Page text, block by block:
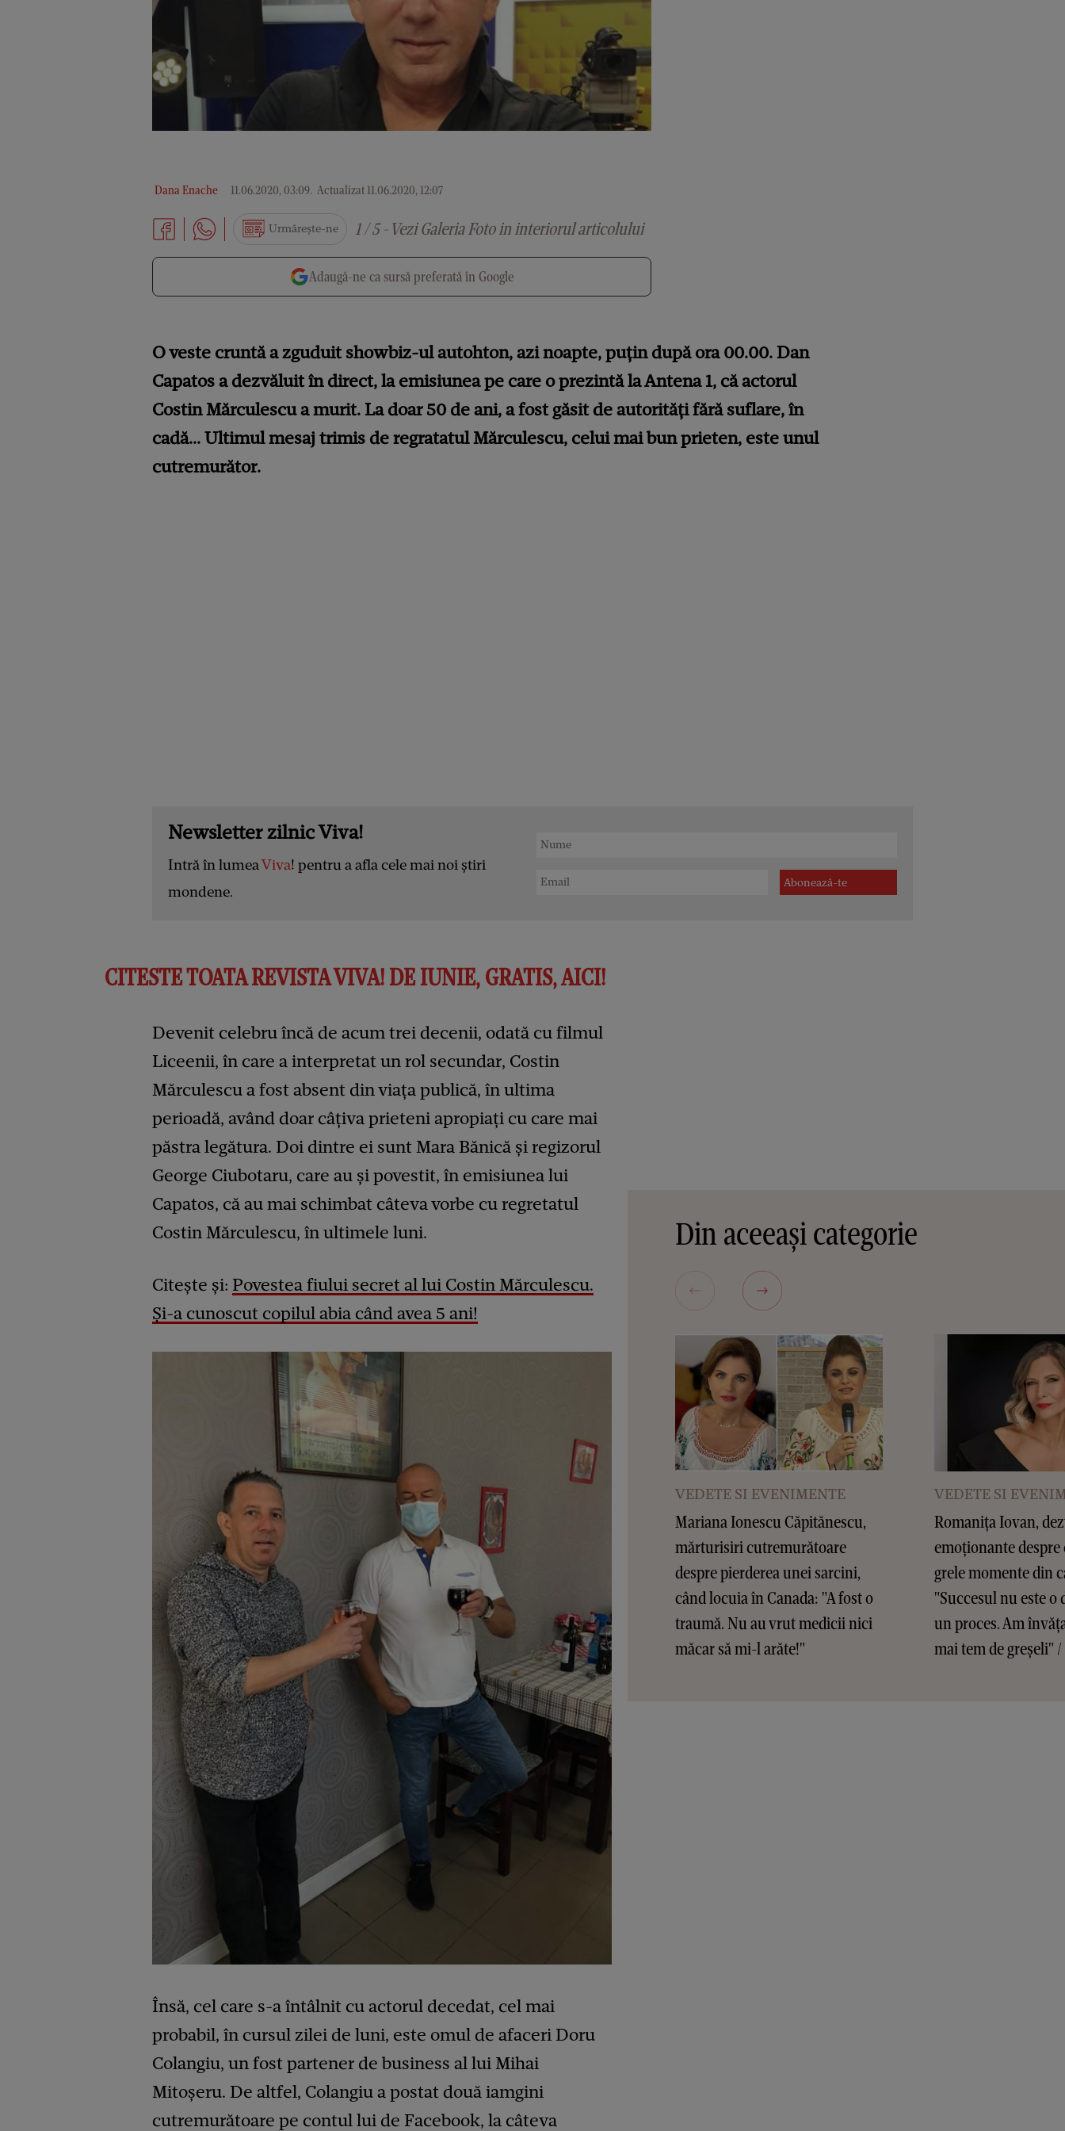
Dana Enache 11.06.2020, 03:09. Actualizat 11.06.2020, 12:07
Urmărește-ne 1 / 5 - Vezi Galeria Foto in interiorul articolului
Adaugă-ne ca sursă preferată în Google
O veste cruntă a zguduit showbiz-ul autohton, azi noapte, puțin după ora 00.00. Dan
Capatos a dezvăluit în direct, la emisiunea pe care o prezintă la Antena 1, că actorul
Costin Mărculescu a murit. La doar 50 de ani, a fost găsit de autorități fără suflare, în
cadă... Ultimul mesaj trimis de regratatul Mărculescu, celui mai bun prieten, este unul
cutremurător.
Newsletter zilnic Viva!
Intră în lumeaViva! pentru a afla cele mai noi știri
mondene.
CITESTE TOATA REVISTA VIVA! DE IUNIE, GRATIS, AICI!
Devenit celebru încă de acum trei decenii, odată cu filmul
Liceenii, în care a interpretat un rol secundar, Costin
Mărculescu a fost absent din viața publică, în ultima
perioadă, având doar câțiva prieteni apropiați cu care mai
păstra legătura. Doi dintre ei sunt Mara Bănică și regizorul
George Ciubotaru, care au și povestit, în emisiunea lui
Capatos, că au mai schimbat câteva vorbe cu regretatul
Costin Mărculescu, în ultimele luni.
Citește și: Povestea fiului secret al lui Costin Mărculescu.
Și-a cunoscut copilul abia când avea 5 ani!
Însă, cel care s-a întâlnit cu actorul decedat, cel mai
probabil, în cursul zilei de luni, este omul de afaceri Doru
Colangiu, un fost partener de business al lui Mihai
Mitoșeru. De altfel, Colangiu a postat două iamgini
cutremurătoare pe contul lui de Facebook, la câteva
Din aceeași categorie
VEDETE SI EVENIMENTE
Mariana Ionescu Căpitănescu,
mărturisiri cutremurătoare
despre pierderea unei sarcini,
când locuia în Canada: "A fost o
traumă. Nu au vrut medicii nici
măcar să mi-l arăte!"
VEDETE SI
Romanița Iovan,
emoționante despre
grele momente din
"Succesul nu este o
un proces. Am
mai tem de greșeli"